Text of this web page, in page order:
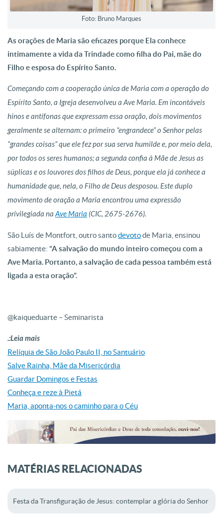
Foto: Bruno Marques
As orações de Maria são eficazes porque Ela conhece
intimamente a vida da Trindade como filha do Pai, mãe do
Filho e esposa do Espírito Santo.
Começando com a cooperação única de Maria com a operação do
Espírito Santo, a Igreja desenvolveu a Ave Maria. Em incontáveis
hinos e antífonas que expressam essa oração, dois movimentos
geralmente se alternam: o primeiro “engrandece” o Senhor pelas
“grandes coisas” que ele fez por sua serva humilde e, por meio dela,
por todos os seres humanos; a segunda confia à Mãe de Jesus as
súplicas e os louvores dos filhos de Deus, porque ela já conhece a
humanidade que, nela, o Filho de Deus desposou. Este duplo
movimento de oração a Maria encontrou uma expressão
privilegiada naAve Maria (CIC, 2675-2676).
São Luís de Montfort, outro santodevotode Maria, ensinou
sabiamente: “A salvação do mundo inteiro começou com a
Ave Maria. Portanto, a salvação de cada pessoa também está
ligada a esta oração”.
@kaiqueduarte – Seminarista
.:Leia mais
Relíquia de São João Paulo II, no Santuário
Salve Rainha, Mãe da Misericórdia
Guardar Domingos e Festas
Conheça e reze à Pietá
Maria, aponta-nos o caminho para o Céu
MATÉRIAS RELACIONADAS
Festa da Transfiguração de Jesus: contemplar a glória do Senhor